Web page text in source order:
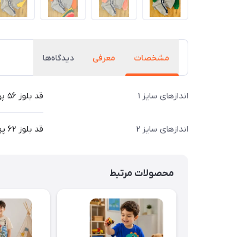
مشخصات معرفی دیدگاه‌ها
اندازهای سایز ۱ قد بلوز ۵۶ پهنا ۴۵ قد آستین ۴۹ قد شلوار ۸۳ سانت
اندازهای سایز ۲ قد بلوز ۶۲ پهنا ۵۰ قد آستین ۵۴ قد شلوار ۹۰ سانت
محصولات مرتبط